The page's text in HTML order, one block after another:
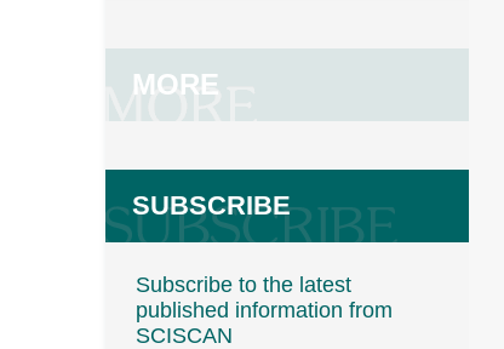
MORE
SUBSCRIBE
Subscribe to the latest
published information from
SCISCAN